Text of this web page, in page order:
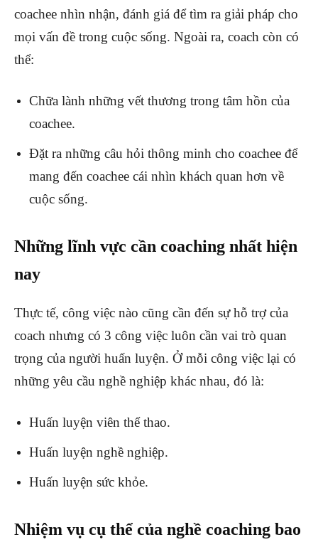
coachee nhìn nhận, đánh giá để tìm ra giải pháp cho
mọi vấn đề trong cuộc sống. Ngoài ra, coach còn có
thể:
Chữa lành những vết thương trong tâm hồn của
coachee.
Đặt ra những câu hỏi thông minh cho coachee để
mang đến coachee cái nhìn khách quan hơn về
cuộc sống.
Những lĩnh vực cần coaching nhất hiện
nay
Thực tế, công việc nào cũng cần đến sự hỗ trợ của
coach nhưng có 3 công việc luôn cần vai trò quan
trọng của người huấn luyện. Ở mỗi công việc lại có
những yêu cầu nghề nghiệp khác nhau, đó là:
Huấn luyện viên thể thao.
Huấn luyện nghề nghiệp.
Huấn luyện sức khỏe.
Nhiệm vụ cụ thể của nghề coaching bao